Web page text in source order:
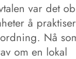
var det
å
Nå
om en lokal